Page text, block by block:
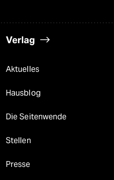
Verlag
Aktuelles
Hausblog
Die Seitenwende
Stellen
Presse